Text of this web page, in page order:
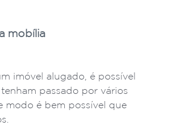
mobília
imóvel alugado, é possível
passado por vários
modo é bem possível que